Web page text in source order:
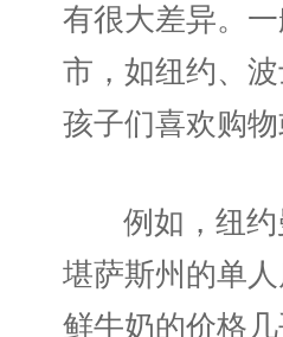
有很大差异。
市，如纽约、
孩子们喜欢购
例如，纽
堪萨斯州的单
鲜牛奶的价格